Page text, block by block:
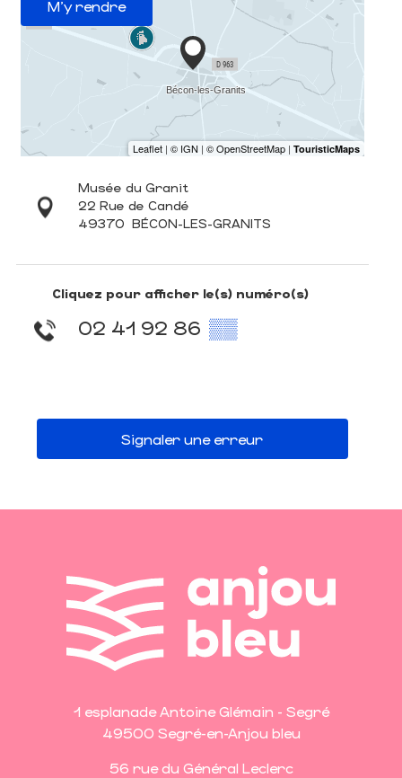
M'y rendre
Musée du Granit
22 Rue de Candé
49370 BÉCON-LES-GRANITS
Cliquez pour afficher le(s) numéro(s)
02 41 92 86 ▒▒
Signaler une erreur
1 esplanade Antoine Glémain - Segré
49500 Segré-en-Anjou bleu
56 rue du Général Leclerc